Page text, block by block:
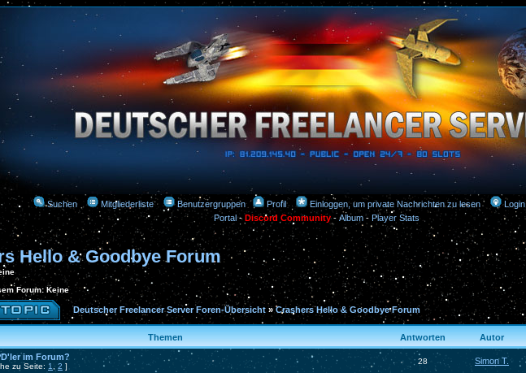
Suchen Mitgliederliste Benutzergruppen Profil Einloggen, um private Nachrichten zu lesen Login
Portal-Discord Community- Album- Player Stats
Hello & Goodbye Forum
Forum: Keine
Deutscher Freelancer Server Foren-Übersicht » Crashers Hello & Goodbye Forum
Themen Antworten Autor
im Forum?
zu Seite: 1 , 2 ]
28 Simon T.